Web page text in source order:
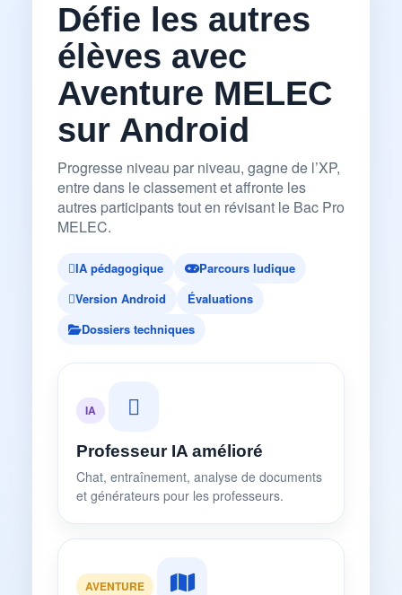
Défie les autres
élèves avec
Aventure MELEC
sur Android
Progresse niveau par niveau, gagne de l’XP,
entre dans le classement et affronte les
autres participants tout en révisant le Bac Pro
MELEC.
IA pédagogique
Parcours ludique
Version Android
Évaluations
Dossiers techniques
IA
Professeur IA amélioré
Chat, entraînement, analyse de documents
et générateurs pour les professeurs.
AVENTURE